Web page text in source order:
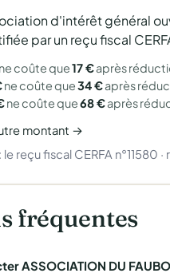
d'intérêt général
par un reçu fiscal
ne coûte que17 €après
ne coûte que34 €après
ne coûte que68 €après
montant →
le reçu fiscal CERFA n°11580 ·
fréquentes
ASSOCIATION DU